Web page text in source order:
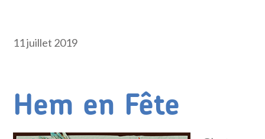
11 juillet 2019
Hem en Fête